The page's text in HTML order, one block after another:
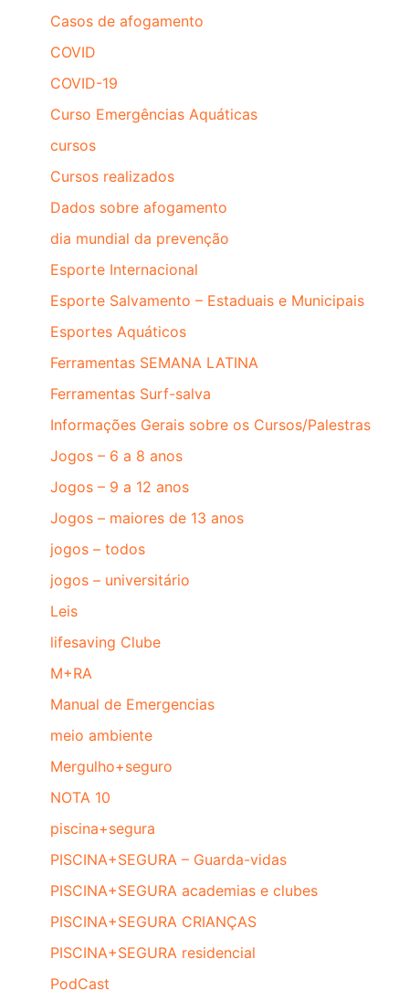
Casos de afogamento
COVID
COVID-19
Curso Emergências Aquáticas
cursos
Cursos realizados
Dados sobre afogamento
dia mundial da prevenção
Esporte Internacional
Esporte Salvamento – Estaduais e Municipais
Esportes Aquáticos
Ferramentas SEMANA LATINA
Ferramentas Surf-salva
Informações Gerais sobre os Cursos/Palestras
Jogos – 6 a 8 anos
Jogos – 9 a 12 anos
Jogos – maiores de 13 anos
jogos – todos
jogos – universitário
Leis
lifesaving Clube
M+RA
Manual de Emergencias
meio ambiente
Mergulho+seguro
NOTA 10
piscina+segura
PISCINA+SEGURA – Guarda-vidas
PISCINA+SEGURA academias e clubes
PISCINA+SEGURA CRIANÇAS
PISCINA+SEGURA residencial
PodCast